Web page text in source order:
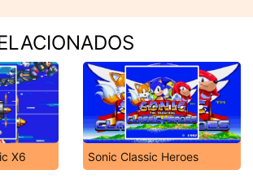
X6 Sonic Classic Heroes